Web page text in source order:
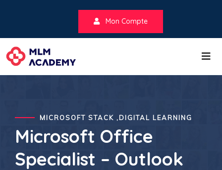
Mon Compte
MICROSOFT STACK ,DIGITAL LEARNING
Microsoft Office
Specialist – Outlook